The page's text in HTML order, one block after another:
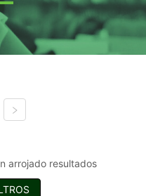
arrojado resultados